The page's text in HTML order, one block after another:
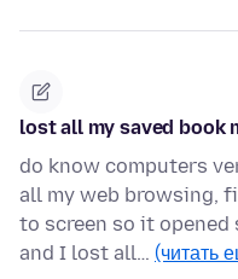
lost all my saved book
do know computers
all my web browsing,
to screen so it opened
and I lost all… (читать